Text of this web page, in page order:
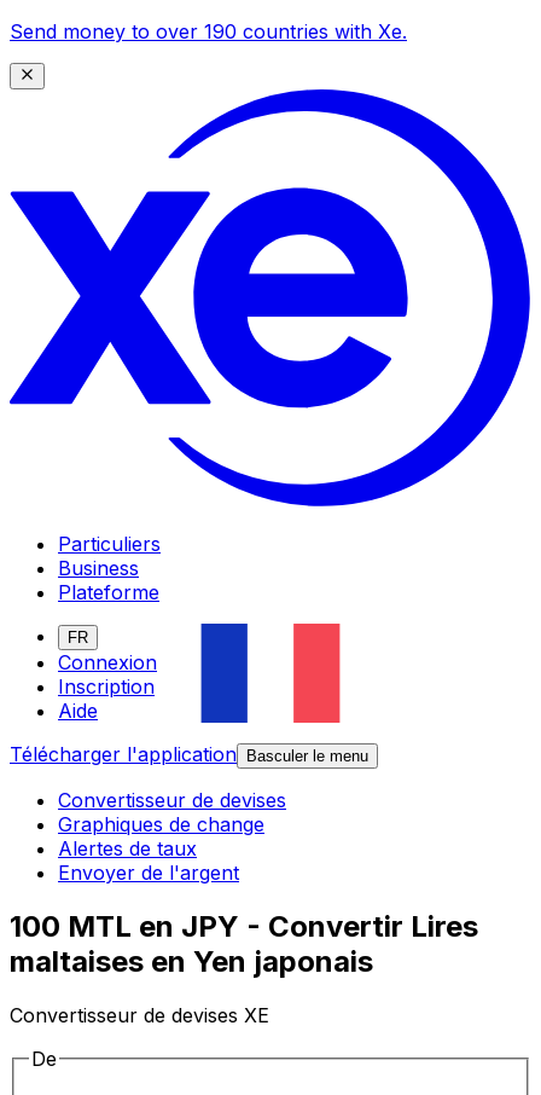
Send money to over 190 countries with Xe.
Particuliers
Business
Plateforme
FR
Connexion
Inscription
Aide
Télécharger l'application
Basculer le menu
Convertisseur de devises
Graphiques de change
Alertes de taux
Envoyer de l'argent
100 MTL en JPY - Convertir Lires
maltaises en Yen japonais
Convertisseur de devises XE
De